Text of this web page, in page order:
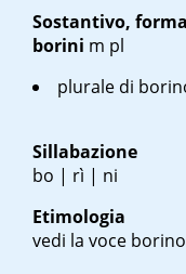
Sostantivo,
borini m pl
plurale di
Sillabazione
bo | rì | ni
Etimologia
vedi la voce borino